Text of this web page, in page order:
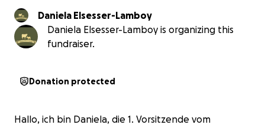
Daniela Elsesser-Lamboy
Daniela Elsesser-Lamboy is organizing this
fundraiser.
Donation protected
Hallo, ich bin Daniela, die 1. Vorsitzende vom